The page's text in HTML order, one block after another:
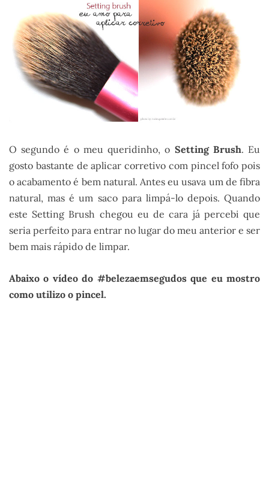
O segundo é o meu queridinho, o Setting Brush. Eu
gosto bastante de aplicar corretivo com pincel fofo pois
o acabamento é bem natural. Antes eu usava um de fibra
natural, mas é um saco para limpá-lo depois. Quando
este Setting Brush chegou eu de cara já percebi que
seria perfeito para entrar no lugar do meu anterior e ser
bem mais rápido de limpar.
Abaixo o vídeo do #belezaemsegudos que eu mostro
como utilizo o pincel.